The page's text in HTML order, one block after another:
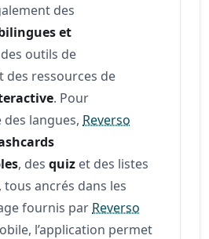
des
et
outils de
des ressources de
. Pour
des langues, Reverso
, desquiz et des listes
ancrés dans les
fournis par Reverso
l’application permet